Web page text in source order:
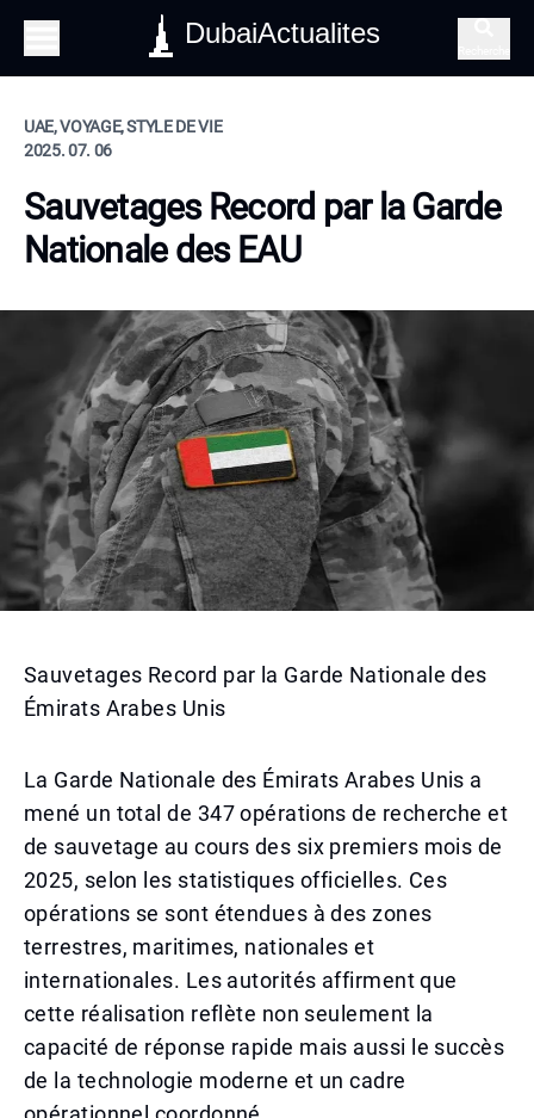
DubaiActualites
UAE, VOYAGE, STYLE DE VIE
2025. 07. 06
Sauvetages Record par la Garde
Nationale des EAU
Sauvetages Record par la Garde Nationale des
Émirats Arabes Unis
La Garde Nationale des Émirats Arabes Unis a
mené un total de 347 opérations de recherche et
de sauvetage au cours des six premiers mois de
2025, selon les statistiques officielles. Ces
opérations se sont étendues à des zones
terrestres, maritimes, nationales et
internationales. Les autorités affirment que
cette réalisation reflète non seulement la
capacité de réponse rapide mais aussi le succès
de la technologie moderne et un cadre